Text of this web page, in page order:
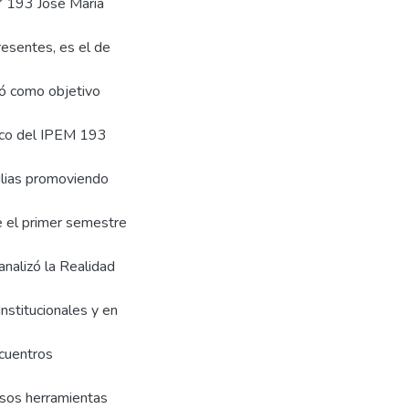
es el de
como objetivo
del IPEM 193
promoviendo
el primer semestre
la Realidad
y en
herramientas